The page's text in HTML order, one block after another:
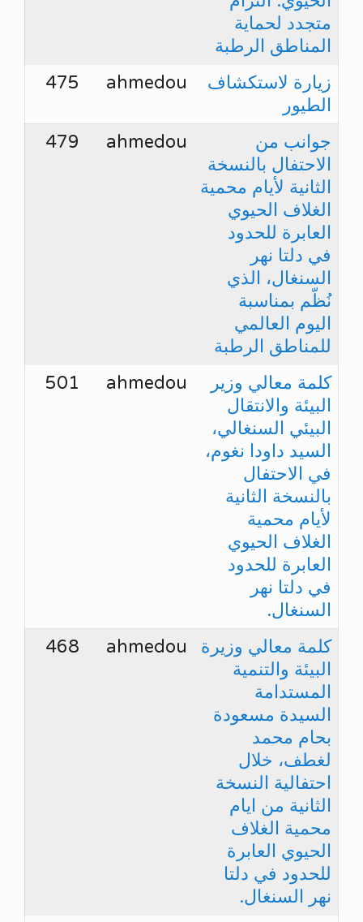
متجدد لحماية
المناطق الرطبة
زيارة لاستكشاف
الطيور
ahmedou
475
جوانب من
الاحتفال بالنسخة
الثانية لأيام محمية
الغلاف الحيوي
العابرة للحدود
في دلتا نهر
السنغال، الذي
نُظّم بمناسبة
اليوم العالمي
للمناطق الرطبة
ahmedou
479
كلمة معالي وزير
البيئة والانتقال
البيئي السنغالي،
السيد داودا نغوم،
في الاحتفال
بالنسخة الثانية
لأيام محمية
الغلاف الحيوي
العابرة للحدود
في دلتا نهر
السنغال.
ahmedou
501
كلمة معالي وزيرة
البيئة والتنمية
المستدامة
السيدة مسعودة
بحام محمد
لغطف، خلال
احتفالية النسخة
الثانية من ايام
محمية الغلاف
الحيوي العابرة
للحدود في دلتا
نهر السنغال.
ahmedou
468